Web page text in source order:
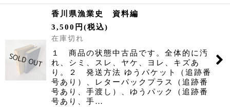
香川県漁業史 資料編
3,500 円 (税込)
在庫切れ
１ 商品の状態中古品です。全体的に汚
れ、シミ、スレ、ヤケ、ヨレ、キズあ
り。２ 発送方法 ゆうパケット（追跡番
号あり）、レターパックプラス（追跡番
号あり、手渡し）、ゆうパック（追跡番
号あり、手…